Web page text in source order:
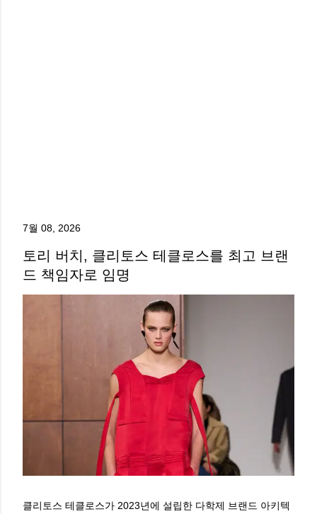
7월 08, 2026
토리 버치, 클리토스 테클로스를 최고 브랜
드 책임자로 임명
클리토스 테클로스가 2023년에 설립한 다학제 브랜드 아키텍